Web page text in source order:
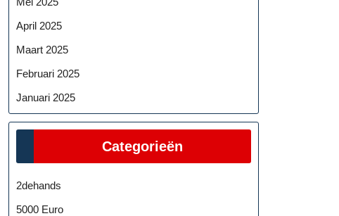
April 2025
Maart 2025
Februari 2025
Januari 2025
Categorieën
2dehands
5000 Euro